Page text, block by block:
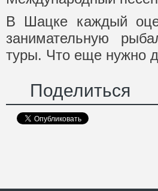
В Шацке каждый
занимательную
туры. Что еще нужно
Поделиться